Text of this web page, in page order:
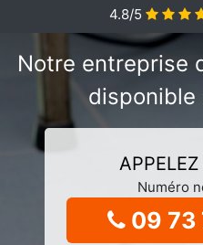
4.8/5
Notre entreprise
disponible
Numéro
09 73